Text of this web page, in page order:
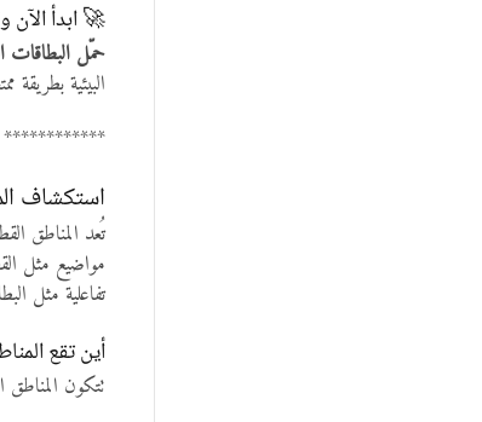
🚀 ابدأ
حمّل البطاقات
البيئية بطريقة
************
استكشاف
تُعد المناطق
مواضيع مثل
تفاعلية مثل
أين تقع
تتكون المناطق